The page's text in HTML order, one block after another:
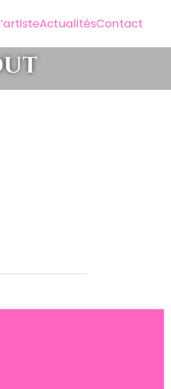
ActualitésContact
le mantra :